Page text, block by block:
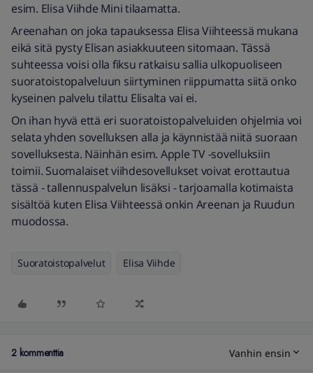
esim. Elisa Viihde Mini tilaamatta.
Areenahan on joka tapauksessa Elisa Viihteessä mukana
eikä sitä pysty Elisan asiakkuuteen sitomaan. Tässä
suhteessa voisi olla fiksu ratkaisu sallia ulkopuoliseen
suoratoistopalveluun siirtyminen riippumatta siitä onko
kyseinen palvelu tilattu Elisalta vai ei.
On ihan hyvä että eri suoratoistopalveluiden ohjelmia voi
selata yhden sovelluksen alla ja käynnistää niitä suoraan
sovelluksesta. Näinhän esim. Apple TV -sovelluksiin
toimii. Suomalaiset viihdesovellukset voivat erottautua
tässä - tallennuspalvelun lisäksi - tarjoamalla kotimaista
sisältöä kuten Elisa Viihteessä onkin Areenan ja Ruudun
muodossa.
Suoratoistopalvelut Elisa Viihde
2 kommenttia Vanhin ensin